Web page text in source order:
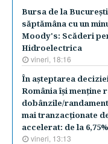
Bursa de la
săptămâna cu un
Moody's: Scăderi
Hidroelectrica
vineri, 18:16
În aşteptarea
România îşi menţine
dobânzile/
mai tranzacţionate
accelerat: de la
vineri, 13:13